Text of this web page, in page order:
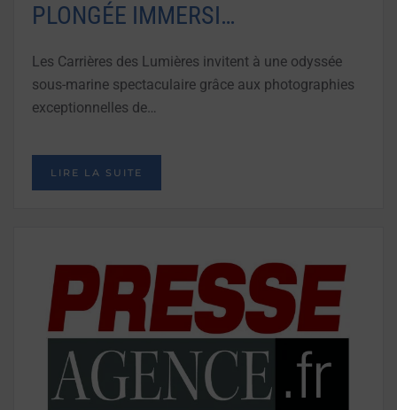
PLONGÉE IMMERSI…
Les Carrières des Lumières invitent à une odyssée
sous-marine spectaculaire grâce aux photographies
exceptionnelles de…
LIRE LA SUITE